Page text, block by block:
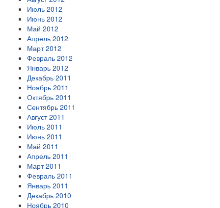
Июль 2012
Июнь 2012
Май 2012
Апрель 2012
Март 2012
Февраль 2012
Январь 2012
Декабрь 2011
Ноябрь 2011
Октябрь 2011
Сентябрь 2011
Август 2011
Июль 2011
Июнь 2011
Май 2011
Апрель 2011
Март 2011
Февраль 2011
Январь 2011
Декабрь 2010
Ноябрь 2010